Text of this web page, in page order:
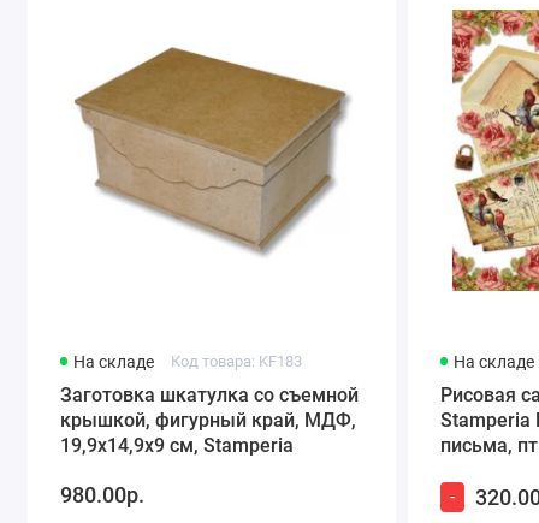
На складе Код товара: KF183
Заготовка шкатулка со съемной
крышкой, фигурный край, МДФ,
19,9х14,9х9 см, Stamperia
980.00р.
На складе
Рисовая
Stamperia
письма,
-